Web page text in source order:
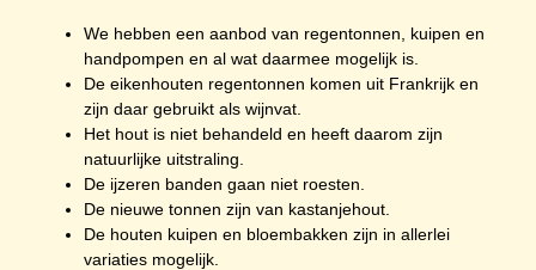
We hebben een aanbod van regentonnen, kuipen en
handpompen en al wat daarmee mogelijk is.
De eikenhouten regentonnen komen uit Frankrijk en
zijn daar gebruikt als wijnvat.
Het hout is niet behandeld en heeft daarom zijn
natuurlijke uitstraling.
De ijzeren banden gaan niet roesten.
De nieuwe tonnen zijn van kastanjehout.
De houten kuipen en bloembakken zijn in allerlei
variaties mogelijk.